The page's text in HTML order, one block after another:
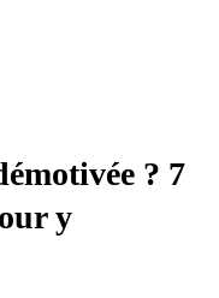
? 7
y